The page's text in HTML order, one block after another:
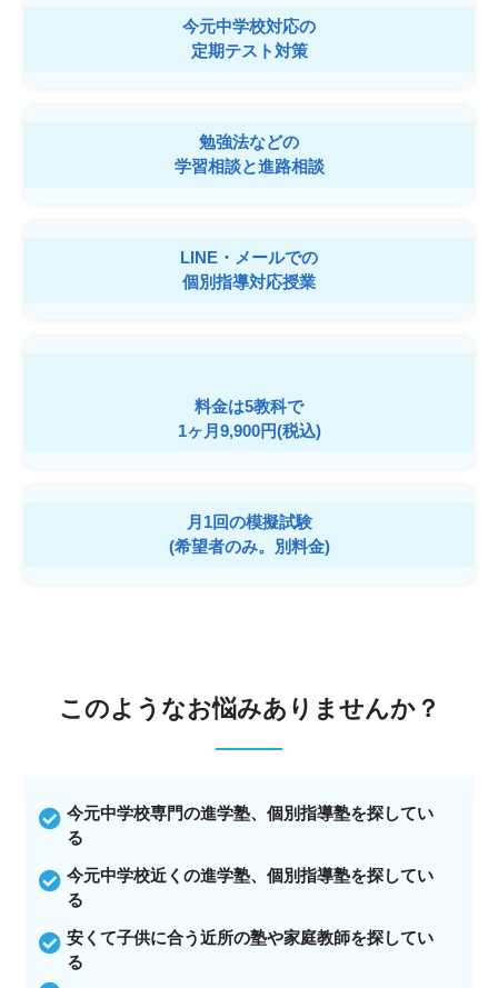
今元中学校対応の
定期テスト対策
勉強法などの
学習相談と進路相談
LINE・メールでの
個別指導対応授業
料金は5教科で
1ヶ月9,900円(税込)
月1回の模擬試験
(希望者のみ。別料金)
このようなお悩みありませんか？
今元中学校専門の進学塾、個別指導塾を探してい
る
今元中学校近くの進学塾、個別指導塾を探してい
る
安くて子供に合う近所の塾や家庭教師を探してい
る